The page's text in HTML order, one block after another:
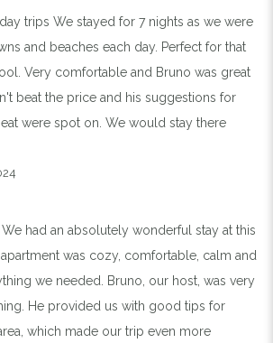
trips We stayed for 7 nights as we were
and beaches each day. Perfect for that
Very comfortable and Bruno was great
beat the price and his suggestions for
were spot on. We would stay there
had an absolutely wonderful stay at this
was cozy, comfortable, calm and
we needed. Bruno, our host, was very
He provided us with good tips for
which made our trip even more